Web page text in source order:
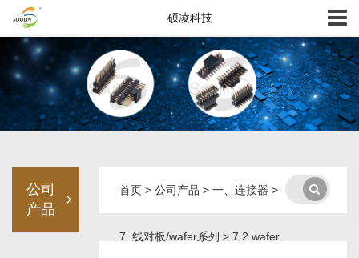
公司
产品
首页> 公司产品 > 一、连接器 >
7. 线对板/wafer系列 > 7.2 wafer
硕凌科技